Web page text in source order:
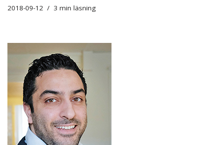
2018-09-12 3 min läsning